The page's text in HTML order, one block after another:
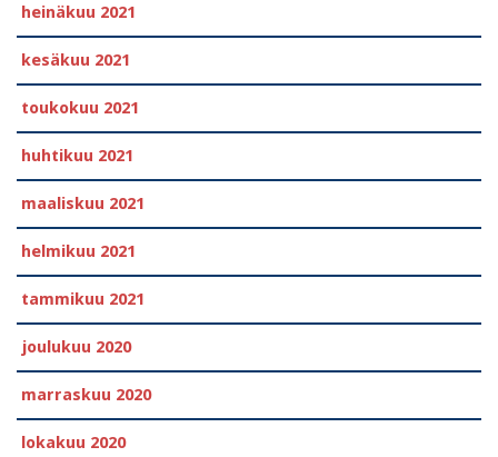
heinäkuu 2021
kesäkuu 2021
toukokuu 2021
huhtikuu 2021
maaliskuu 2021
helmikuu 2021
tammikuu 2021
joulukuu 2020
marraskuu 2020
lokakuu 2020